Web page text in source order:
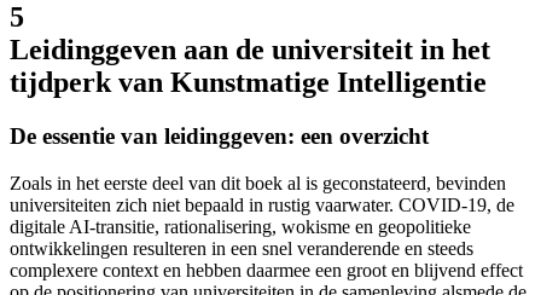
5
Leidinggeven aan de universiteit in het
tijdperk van Kunstmatige Intelligentie
De essentie van leidinggeven: een overzicht
Zoals in het eerste deel van dit boek al is geconstateerd, bevinden
universiteiten zich niet bepaald in rustig vaarwater. COVID-19, de
digitale AI-transitie, rationalisering, wokisme en geopolitieke
ontwikkelingen resulteren in een snel veranderende en steeds
complexere context en hebben daarmee een groot en blijvend effect